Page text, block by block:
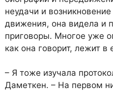
неудачи и
движения, она видела и
приговоры. Многое уже
как она говорит, лежит в
– Я тоже изучала
Даметкен. – На первом